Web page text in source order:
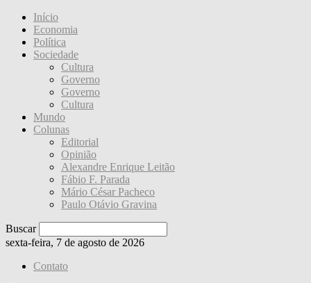
Início
Economia
Política
Sociedade
Cultura
Governo
Governo
Cultura
Mundo
Colunas
Editorial
Opinião
Alexandre Enrique Leitão
Fábio F. Parada
Mário César Pacheco
Paulo Otávio Gravina
Buscar
sexta-feira, 7 de agosto de 2026
Contato